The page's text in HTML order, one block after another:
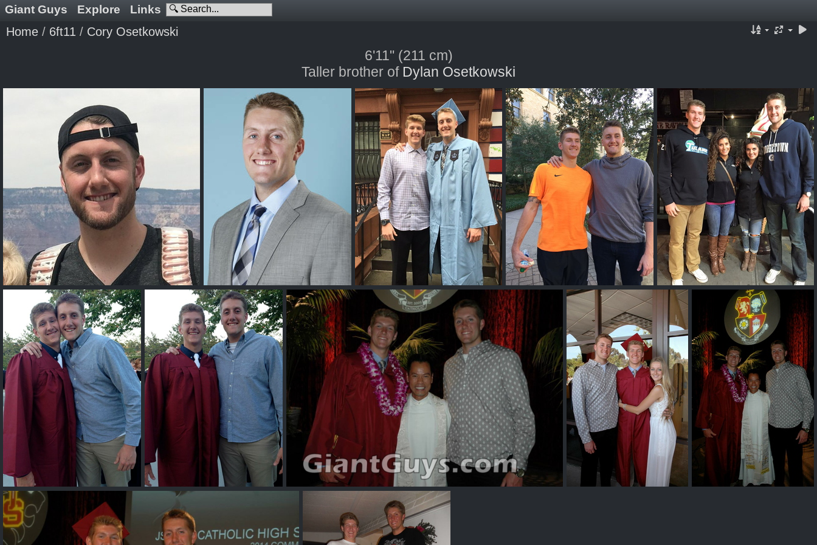
Giant Guys Explore Links
Home / 6ft11 / Cory Osetkowski
6'11" (211 cm)
Taller brother of Dylan Osetkowski
Cory Osetkowski Cory Osetkowski Dylan Osetkowski & Cory Osetkowski Dylan Osetkowski & Cory Osetkowski Dylan Osetkowski & Cory Osetkowski
Dylan Osetkowski & Cory Osetkowski Dylan Osetkowski & Cory Osetkowski Dylan Osetkowski & Cory Osetkowski